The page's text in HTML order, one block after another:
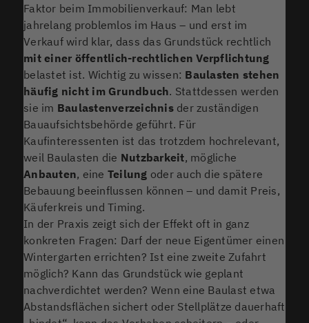
Faktor beim Immobilienverkauf: Man lebt
jahrelang problemlos im Haus – und erst im
Verkauf wird klar, dass das Grundstück rechtlich
mit einer öffentlich-rechtlichen Verpflichtung
belastet ist. Wichtig zu wissen: Baulasten stehen
häufig nicht im Grundbuch. Stattdessen werden
sie im Baulastenverzeichnisder zuständigen
Bauaufsichtsbehörde geführt. Für
Kaufinteressenten ist das trotzdem hochrelevant,
weil Baulasten die Nutzbarkeit, mögliche
Anbauten, eine Teilung oder auch die spätere
Bebauung beeinflussen können – und damit Preis,
Käuferkreis und Timing.
In der Praxis zeigt sich der Effekt oft in ganz
konkreten Fragen: Darf der neue Eigentümer einen
Wintergarten errichten? Ist eine zweite Zufahrt
möglich? Kann das Grundstück wie geplant
nachverdichtet werden? Wenn eine Baulast etwa
Abstandsflächen sichert oder Stellplätze dauerhaft